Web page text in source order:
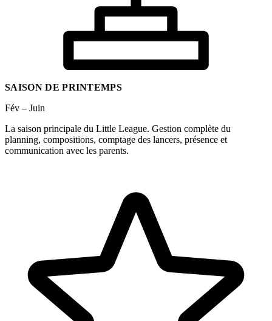
SAISON DE PRINTEMPS
Fév – Juin
La saison principale du Little League. Gestion complète du
planning, compositions, comptage des lancers, présence et
communication avec les parents.